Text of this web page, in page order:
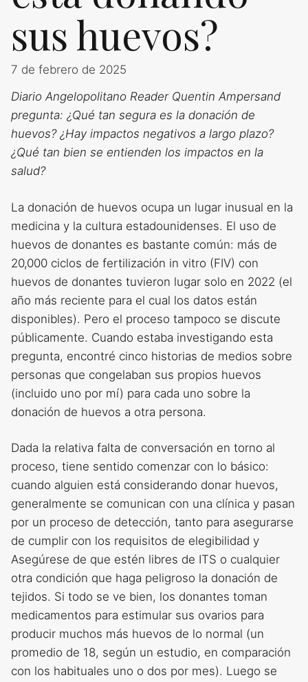
sus huevos?
7 de febrero de 2025
Diario Angelopolitano Reader Quentin Ampersand
pregunta: ¿Qué tan segura es la donación de
huevos? ¿Hay impactos negativos a largo plazo?
¿Qué tan bien se entienden los impactos en la
salud?
La donación de huevos ocupa un lugar inusual en la
medicina y la cultura estadounidenses. El uso de
huevos de donantes es bastante común: más de
20,000 ciclos de fertilización in vitro (FIV) con
huevos de donantes tuvieron lugar solo en 2022 (el
año más reciente para el cual los datos están
disponibles). Pero el proceso tampoco se discute
públicamente. Cuando estaba investigando esta
pregunta, encontré cinco historias de medios sobre
personas que congelaban sus propios huevos
(incluido uno por mí) para cada uno sobre la
donación de huevos a otra persona.
Dada la relativa falta de conversación en torno al
proceso, tiene sentido comenzar con lo básico:
cuando alguien está considerando donar huevos,
generalmente se comunican con una clínica y pasan
por un proceso de detección, tanto para asegurarse
de cumplir con los requisitos de elegibilidad y
Asegúrese de que estén libres de ITS o cualquier
otra condición que haga peligroso la donación de
tejidos. Si todo se ve bien, los donantes toman
medicamentos para estimular sus ovarios para
producir muchos más huevos de lo normal (un
promedio de 18, según un estudio, en comparación
con los habituales uno o dos por mes). Luego se